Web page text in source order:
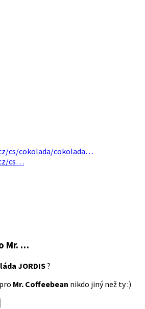
cs/cokolada/cokolada…
cs…
Mr. …
JORDIS?
Mr. Coffeebean nikdo jiný než ty :)